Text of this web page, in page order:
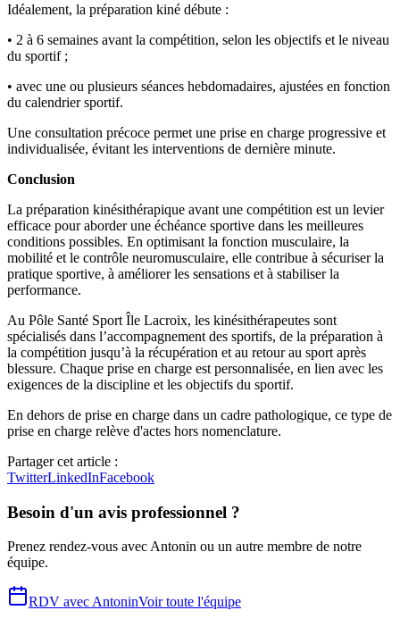
Idéalement, la préparation kiné débute :
• 2 à 6 semaines avant la compétition, selon les objectifs et le niveau
du sportif ;
• avec une ou plusieurs séances hebdomadaires, ajustées en fonction
du calendrier sportif.
Une consultation précoce permet une prise en charge progressive et
individualisée, évitant les interventions de dernière minute.
Conclusion
La préparation kinésithérapique avant une compétition est un levier
efficace pour aborder une échéance sportive dans les meilleures
conditions possibles. En optimisant la fonction musculaire, la
mobilité et le contrôle neuromusculaire, elle contribue à sécuriser la
pratique sportive, à améliorer les sensations et à stabiliser la
performance.
Au Pôle Santé Sport Île Lacroix, les kinésithérapeutes sont
spécialisés dans l’accompagnement des sportifs, de la préparation à
la compétition jusqu’à la récupération et au retour au sport après
blessure. Chaque prise en charge est personnalisée, en lien avec les
exigences de la discipline et les objectifs du sportif.
En dehors de prise en charge dans un cadre pathologique, ce type de
prise en charge relève d'actes hors nomenclature.
Partager cet article :
TwitterLinkedInFacebook
Besoin d'un avis professionnel ?
Prenez rendez-vous avec Antonin ou un autre membre de notre
équipe.
RDV avec AntoninVoir toute l'équipe